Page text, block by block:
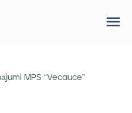
MPS “Vecauce”